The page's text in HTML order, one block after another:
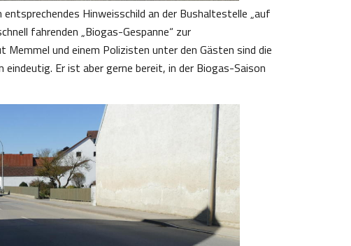
Hinweisschild an der Bushaltestelle „auf
fahrenden „Biogas-Gespanne“ zur
Memmel und einem Polizisten unter den Gästen sind die
eindeutig. Er ist aber gerne bereit, in der Biogas-Saison